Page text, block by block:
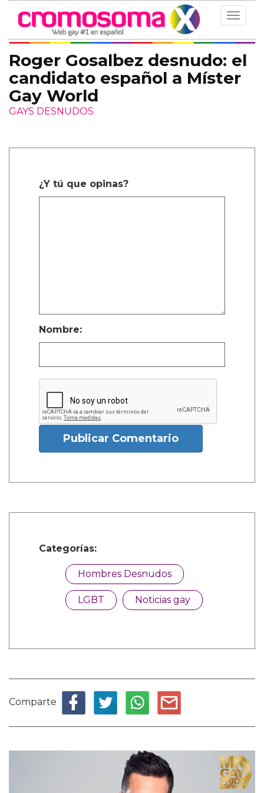
Toggle
Roger Gosalbez desnudo: el
candidato español a Míster
Gay World
GAYS DESNUDOS
¿Y tú que opinas?
Nombre:
Publicar Comentario
Categorías:
Hombres Desnudos
LGBT Noticias gay
Comparte